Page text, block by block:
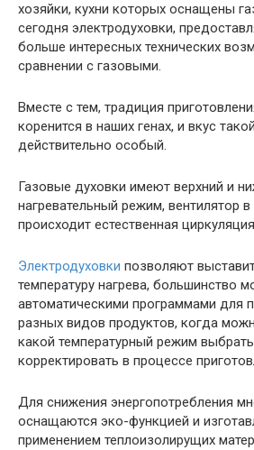
хозяйки, кухни которых оснащены
сегодня электродуховки,
больше интересных технических
сравнении с газовыми.
Вместе с тем, традиция
коренится в наших генах, и вкус
действительно особый.
Газовые духовки имеют верхний и
нагревательный режим, вентилятор в
происходит естественная
Электродуховки позволяют
температуру нагрева, большинство
автоматическими программами для
разных видов продуктов, когда
какой температурный режим
корректировать в процессе
Для снижения энергопотребления
оснащаются эко-функцией и
применением теплоизолирущих